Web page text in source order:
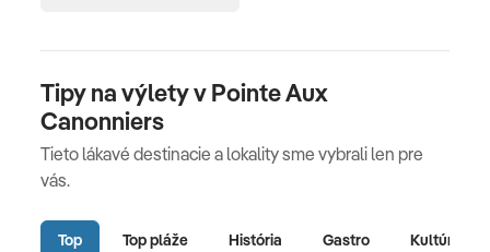
Tipy na výlety v Pointe Aux
Canonniers
Tieto lákavé destinacie a lokality sme vybrali len pre
vás.
Top Top pláže História Gastro Kultúra